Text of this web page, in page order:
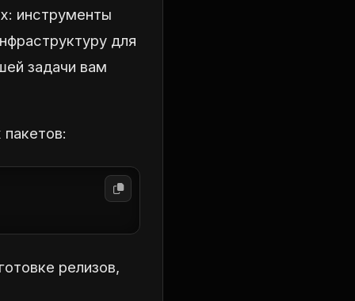
инструменты
для
задачи вам
релизов,